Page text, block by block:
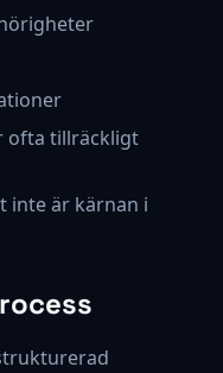
ofta tillräckligt
inte är kärnan i